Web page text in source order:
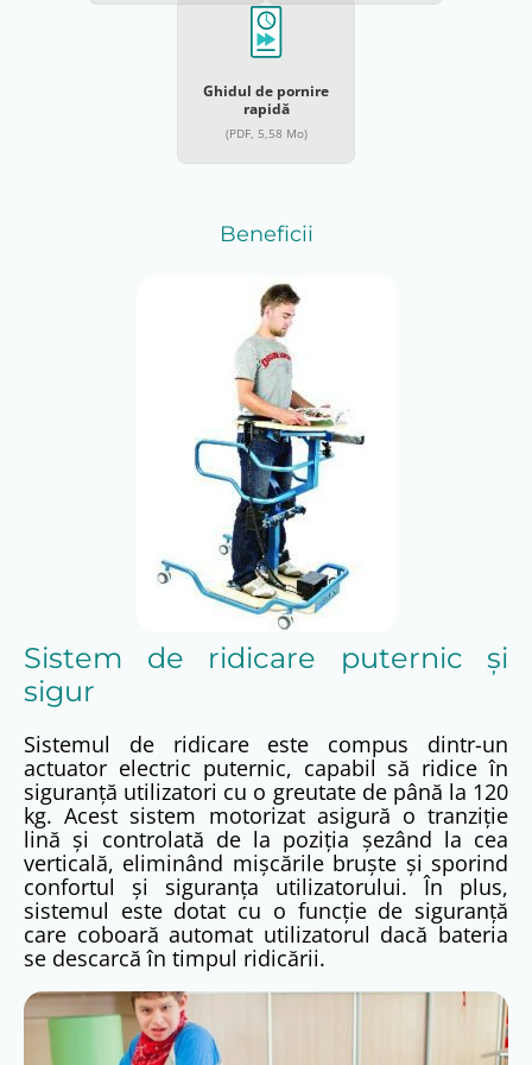
Ghidul de pornire
rapidă
(PDF, 5,58 Mo)
Beneficii
Sistem de ridicare puternic și
sigur
Sistemul de ridicare este compus dintr-un
actuator electric puternic, capabil să ridice în
siguranță utilizatori cu o greutate de până la 120
kg. Acest sistem motorizat asigură o tranziție
lină și controlată de la poziția șezând la cea
verticală, eliminând mișcările bruște și sporind
confortul și siguranța utilizatorului. În plus,
sistemul este dotat cu o funcție de siguranță
care coboară automat utilizatorul dacă bateria
se descarcă în timpul ridicării.